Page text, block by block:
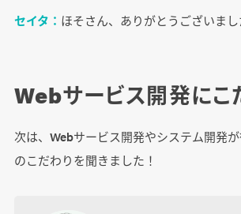
セイタ： ほそさん、ありがとうございまし
Webサービス開発にこ
次は、Webサービス開発やシステム開発が
のこだわりを聞きました！